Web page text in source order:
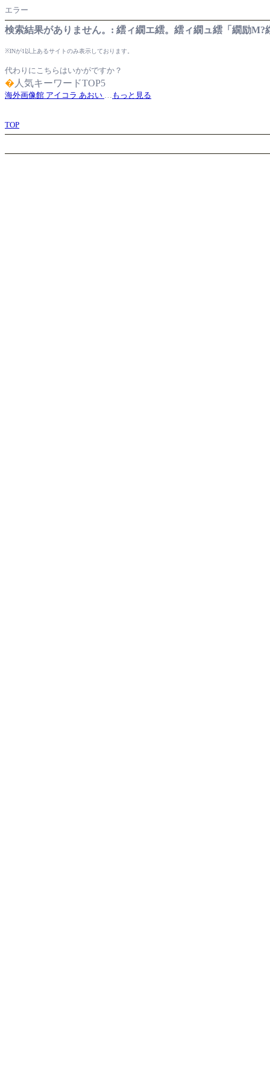
エラー
検索結果がありません。: 繧ィ繝エ繧。繧ィ繝ュ繧「繝励Μ?
※INが1以上あるサイトのみ表示しております。
代わりにこちらはいかがですか？
� 人気キーワードTOP5
海外画像館 アイコラ あおい … もっと見る
TOP